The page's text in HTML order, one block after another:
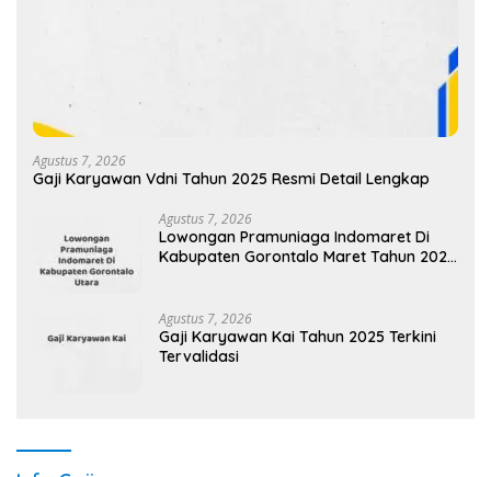
Agustus 7, 2026
Gaji Karyawan Vdni Tahun 2025 Resmi Detail Lengkap
Agustus 7, 2026
Lowongan Pramuniaga Indomaret Di
Kabupaten Gorontalo Maret Tahun 2025
Agustus 7, 2026
Gaji Karyawan Kai Tahun 2025 Terkini
Tervalidasi